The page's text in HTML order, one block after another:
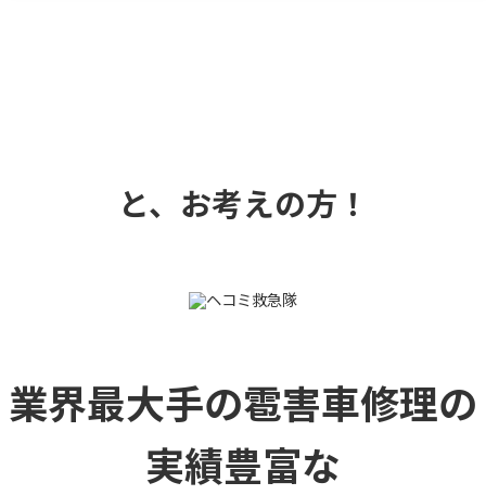
と、お考えの方！
業界最大手の雹害車修理の
実績豊富な